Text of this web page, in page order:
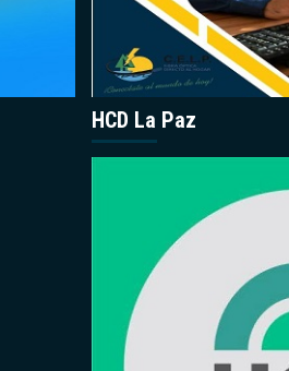
HCD La Paz